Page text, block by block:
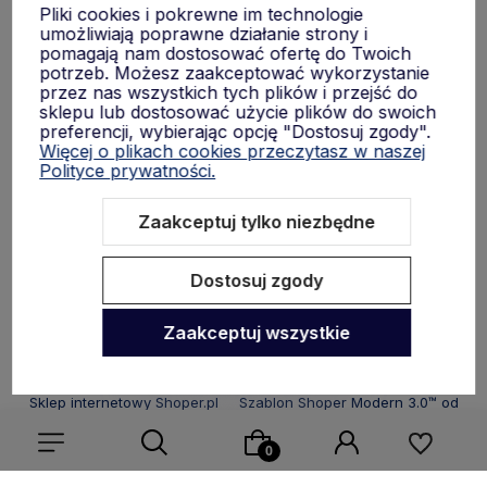
Płatności i dostawa
Informacje
Sklep internetowy Shoper.pl Szablon Shoper Modern 3.0™ od
Pliki cookies i pokrewne im technologie
umożliwiają poprawne działanie strony i
pomagają nam dostosować ofertę do Twoich
potrzeb. Możesz zaakceptować wykorzystanie
przez nas wszystkich tych plików i przejść do
sklepu lub dostosować użycie plików do swoich
preferencji, wybierając opcję "Dostosuj zgody".
Więcej o plikach cookies przeczytasz w naszej
Polityce prywatności.
Zaakceptuj tylko niezbędne
Dostosuj zgody
Zaakceptuj wszystkie